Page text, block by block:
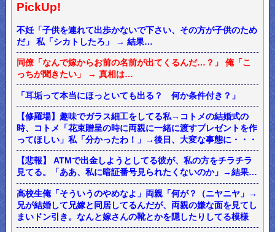
PickUp!
不妊「子供を連れて出歩かないで下さい、その方が子供のため
だ」 私「シカトしたろ」 → 結果…
同僚「なんで嫁からお前の名前が出てくるんだ…？」 俺「こ
っちが聞きたい」 → 真相は…
「耳垢って本当にほっといても出る？ 何か条件付き？」
【修羅場】趣味でガラス細工をしてる私→コトメの結婚式の
時、コトメ「花束贈呈の時に両親に一緒に渡すプレゼントを作
ってほしい」私「分かったわ！」→後日、大変な事態に・・・
【悲報】 ATMで出金しようとしてる彼が、私の方をチラチラ
見てる。「ああ、私に暗証番号見られたくないのか」→結果…
高校生俺「そういうのやめなよ」両親「何が？（ニヤニヤ」→
兄が結婚して兄嫁と同居してるんだが、両親の嫌な面を見てし
まいドン引き。なんと嫁さんの靴とかを隠したりしてる模様